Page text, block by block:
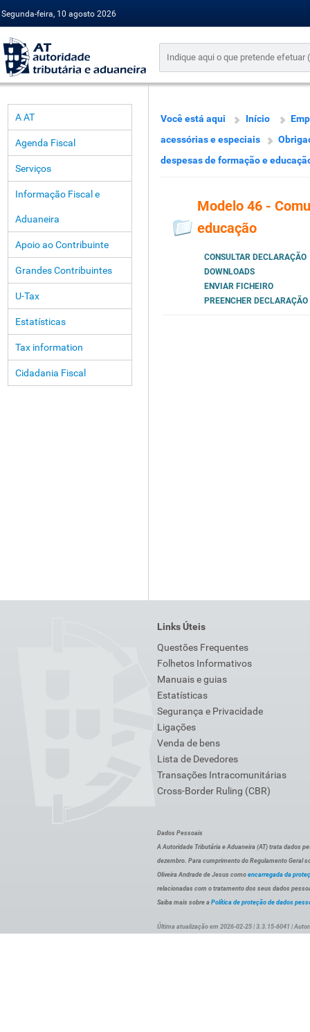
Segunda-feira, 10 agosto 2026
A AT
Agenda Fiscal
Serviços
Informação Fiscal e
Aduaneira
Apoio ao Contribuinte
Grandes Contribuintes
U-Tax
Estatísticas
Tax information
Cidadania Fiscal
Você está aqui Início
acessórias e especiais
despesas de formação e
Modelo 46 -
educação
CONSULTAR DECLARAÇÃO
DOWNLOADS
ENVIAR FICHEIRO
PREENCHER DECLARAÇÃO
Links Úteis
Questões Frequentes
Folhetos Informativos
Manuais e guias
Estatísticas
Segurança e Privacidade
Ligações
Venda de bens
Lista de Devedores
Transações Intracomunitárias
Cross-Border Ruling (CBR)
Dados Pessoais
A Autoridade Tributária e Aduaneira (AT) trata dados
dezembro. Para cumprimento do Regulamento Geral
Oliveira Andrade de Jesus como encarregada da
relacionadas com o tratamento dos seus dados
Saiba mais sobre a Política de proteção de dados
Última atualização em 2026-02-25 | 3.3.15-6041 |